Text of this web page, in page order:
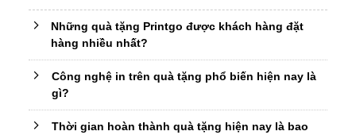
Những quà tặng Printgo được khách hàng đặt
hàng nhiều nhất?
Công nghệ in trên quà tặng phổ biến hiện nay là
gì?
Thời gian hoàn thành quà tặng hiện nay là bao